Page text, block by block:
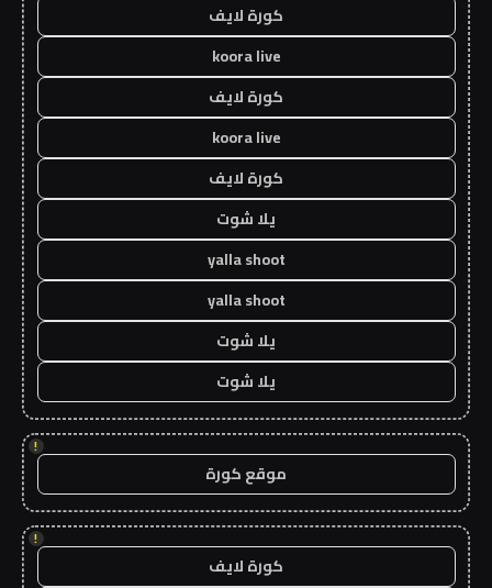
كورة لايف
koora live
كورة لايف
koora live
كورة لايف
يلا شوت
yalla shoot
yalla shoot
يلا شوت
يلا شوت
!
موقع كورة
!
كورة لايف